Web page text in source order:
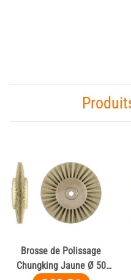
Brosse de Polissage
Chungking Jaune Ø 50